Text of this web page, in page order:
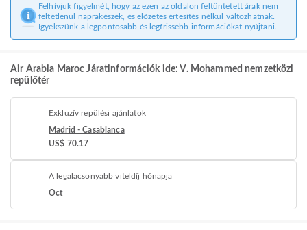
Felhívjuk figyelmét, hogy az ezen az oldalon feltüntetett árak nem
feltétlenül naprakészek, és előzetes értesítés nélkül változhatnak.
Igyekszünk a legpontosabb és legfrissebb információkat nyújtani.
Air Arabia Maroc Járatinformációk ide: V. Mohammed nemzetközi
repülőtér
Exkluzív repülési ajánlatok
Madrid - Casablanca
US$ 70.17
A legalacsonyabb viteldíj hónapja
Oct